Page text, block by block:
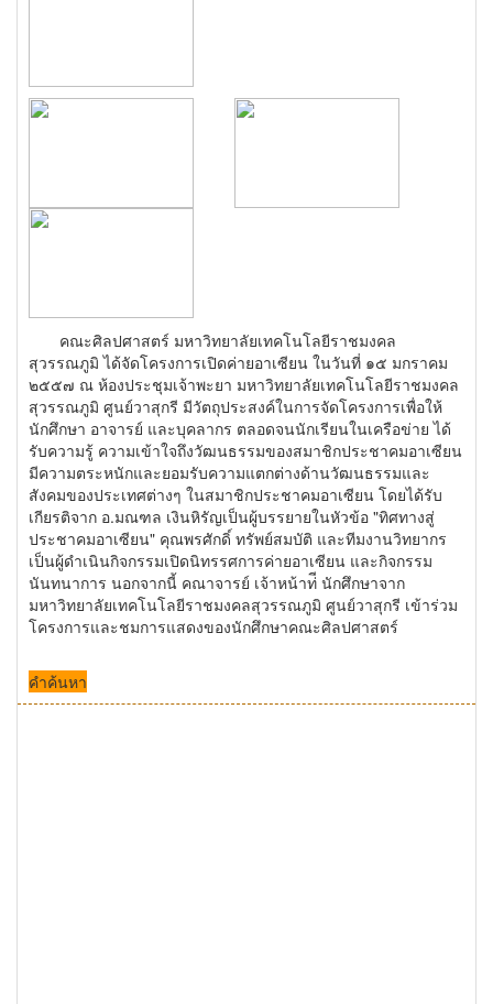
คณะศิลปศาสตร์ มหาวิทยาลัยเทคโนโลยีราชมงคล
สุวรรณภูมิ ได้จัดโครงการเปิดค่ายอาเซียน ในวันที่ ๑๕ มกราคม
๒๕๕๗ ณ ห้องประชุมเจ้าพะยา มหาวิทยาลัยเทคโนโลยีราชมงคล
สุวรรณภูมิ ศูนย์วาสุกรี มีวัตถุประสงค์ในการจัดโครงการเพื่อให้
นักศึกษา อาจารย์ และบุคลากร ตลอดจนนักเรียนในเครือข่าย ได้
รับความรู้ ความเข้าใจถึงวัฒนธรรมของสมาชิกประชาคมอาเซียน
มีความตระหนักและยอมรับความแตกต่างด้านวัฒนธรรมและ
สังคมของประเทศต่างๆ ในสมาชิกประชาคมอาเซียน โดยได้รับ
เกียรติจาก อ.มณฑล เงินหิรัญเป็นผู้บรรยายในหัวข้อ "ทิศทางสู่
ประชาคมอาเซียน" คุณพรศักดิ์ ทรัพย์สมบัติ และทีมงานวิทยากร
เป็นผู้ดำเนินกิจกรรมเปิดนิทรรศการค่ายอาเซียน และกิจกรรม
นันทนาการ นอกจากนี้ คณาจารย์ เจ้าหน้าท่ี นักศึกษาจาก
มหาวิทยาลัยเทคโนโลยีราชมงคลสุวรรณภูมิ ศูนย์วาสุกรี เข้าร่วม
โครงการและชมการแสดงของนักศึกษาคณะศิลปศาสตร์
คำค้นหา